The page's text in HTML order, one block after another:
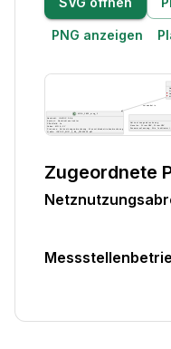
PNG anzeigen
Zugeordnete